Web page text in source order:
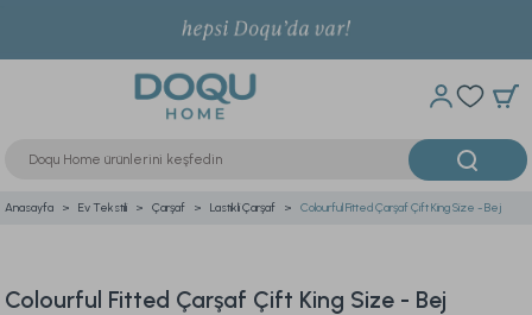
Anasayfa Ev Tekstili Çarşaf Lastikli Çarşaf Colourful Fitted Çarşaf Çift King Size - Bej
Colourful Fitted Çarşaf Çift King Size - Bej